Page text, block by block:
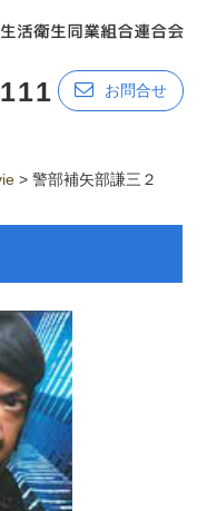
お問合せ
>警部補矢部謙三２